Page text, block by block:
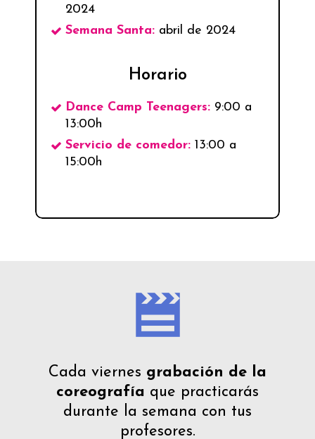
2024
Semana Santa: abril de 2024
Horario
Dance Camp Teenagers: 9:00 a
13:00h
Servicio de comedor: 13:00 a
15:00h
Cada viernes grabación de la
coreografía que practicarás
durante la semana con tus
profesores.